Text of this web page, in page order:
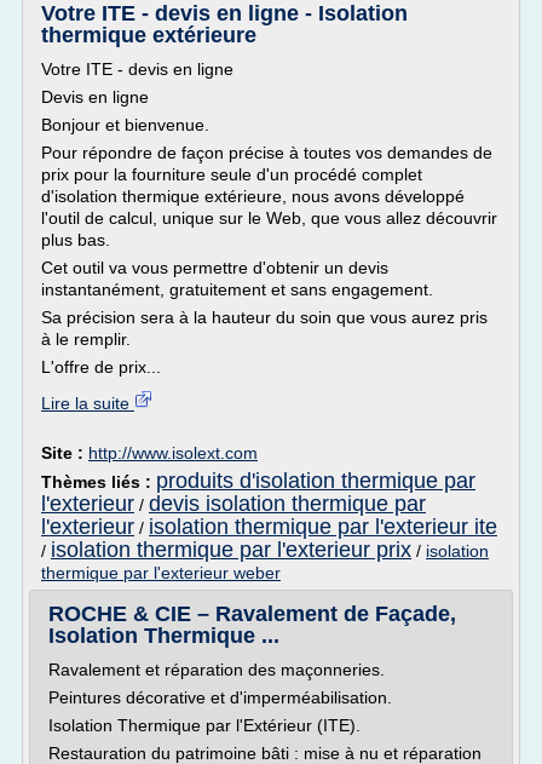
Votre ITE - devis en ligne - Isolation
thermique extérieure
Votre ITE - devis en ligne
Devis en ligne
Bonjour et bienvenue.
Pour répondre de façon précise à toutes vos demandes de
prix pour la fourniture seule d'un procédé complet
d'isolation thermique extérieure, nous avons développé
l'outil de calcul, unique sur le Web, que vous allez découvrir
plus bas.
Cet outil va vous permettre d'obtenir un devis
instantanément, gratuitement et sans engagement.
Sa précision sera à la hauteur du soin que vous aurez pris
à le remplir.
L'offre de prix...
Lire la suite
Site : http://www.isolext.com
Thèmes liés : produits d'isolation thermique par
l'exterieur / devis isolation thermique par
l'exterieur / isolation thermique par l'exterieur ite
/ isolation thermique par l'exterieur prix / isolation
thermique par l'exterieur weber
ROCHE & CIE – Ravalement de Façade,
Isolation Thermique ...
Ravalement et réparation des maçonneries.
Peintures décorative et d'imperméabilisation.
Isolation Thermique par l'Extérieur (ITE).
Restauration du patrimoine bâti : mise à nu et réparation